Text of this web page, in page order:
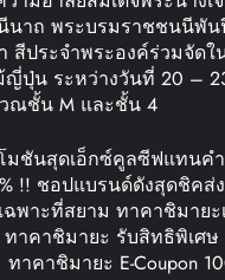
นาถ พระบรมราชชนนีพัน
สีประจำพระองค์ร่วมจัดใ
ญี่ปุ่น ระหว่างวันที่ 20 –
ณชั้น M และชั้น 4
มชันสุดเอ็กซ์คูลซีฟแทนค
!! ชอปแบรนด์ดังสุดชิคส่
พาะที่สยาม ทาคาชิมายะ
าคาชิมายะ รับสิทธิพิเศ
าคาชิมายะ E-Coupon